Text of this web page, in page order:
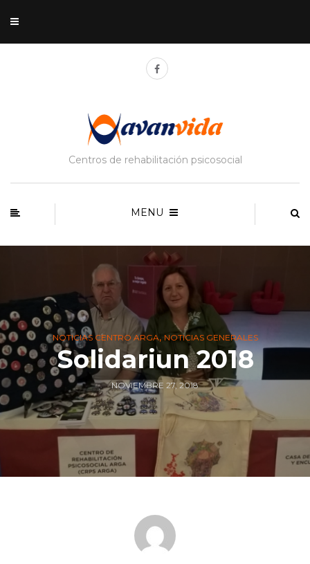
Centros de rehabilitación psicosocial
MENU
NOTICIAS CENTRO ARGA,NOTICIAS GENERALES
Solidariun 2018
NOVIEMBRE 27, 2018